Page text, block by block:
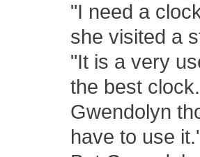
"I need a
she visited a
"It is a very
the best
Gwendolyn
have to use it.'